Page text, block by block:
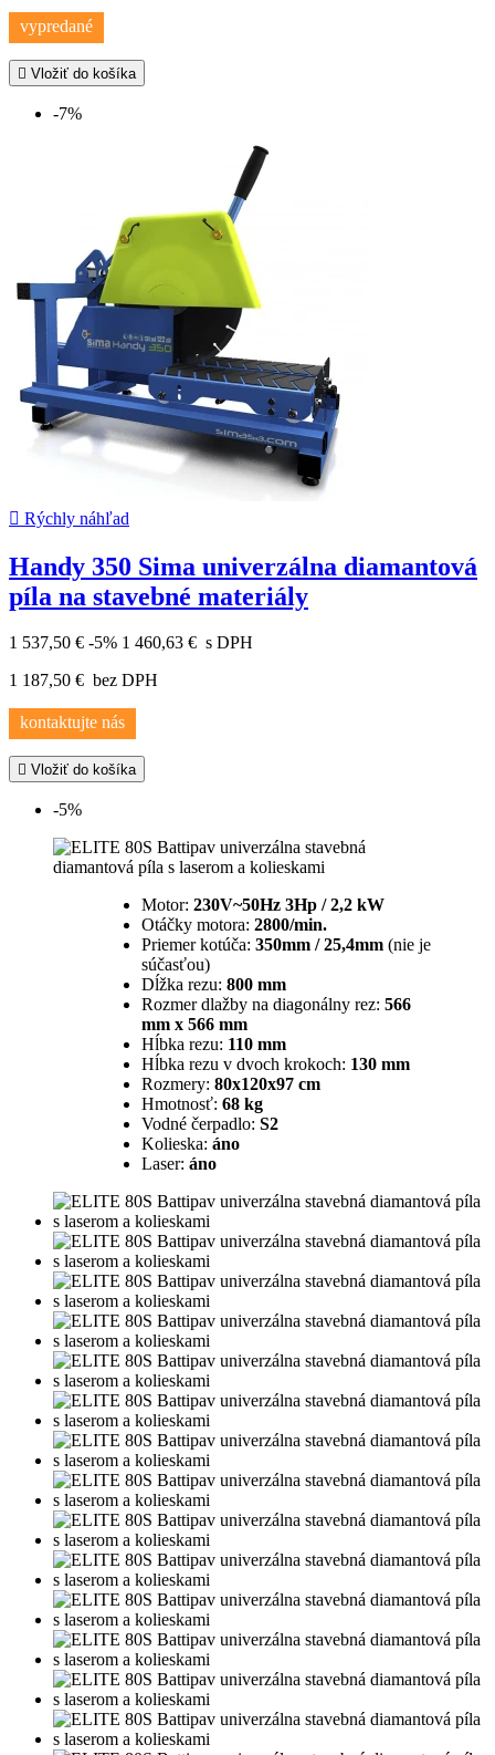
vypredané
 Vložiť do košíka
-7%
 Rýchly náhľad
Handy 350 Sima univerzálna diamantová
píla na stavebné materiály
1 537,50 € -5% 1 460,63 € s DPH
1 187,50 € bez DPH
kontaktujte nás
 Vložiť do košíka
-5%
Motor: 230V~50Hz 3Hp / 2,2 kW
Otáčky motora: 2800/min.
Priemer kotúča: 350mm / 25,4mm (nie je
súčasťou)
Dĺžka rezu: 800 mm
Rozmer dlažby na diagonálny rez: 566
mm x 566 mm
Hĺbka rezu: 110 mm
Hĺbka rezu v dvoch krokoch: 130 mm
Rozmery: 80x120x97 cm
Hmotnosť: 68 kg
Vodné čerpadlo: S2
Kolieska: áno
Laser: áno